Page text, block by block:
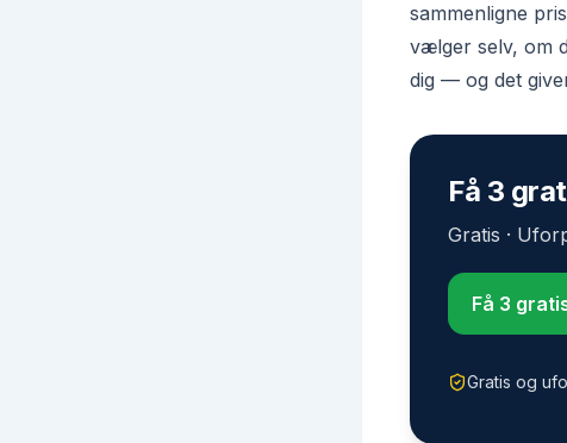
sammenligne
vælger selv, om
dig — og det
Få 3
Gratis ·
Få 3
Gratis og